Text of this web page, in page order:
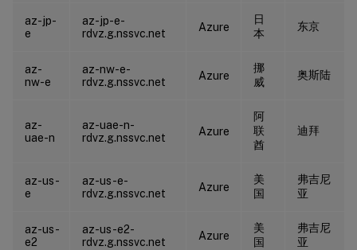
az-jp-
e
az-jp-e-
rdvz.g.nssvc.net
Azure
日
本
东京
az-
nw-e
az-nw-e-
rdvz.g.nssvc.net
Azure
挪
威
奥斯陆
az-
uae-n
az-uae-n-
rdvz.g.nssvc.net
Azure
阿
联
酋
迪拜
az-us-
e
az-us-e-
rdvz.g.nssvc.net
Azure
美
国
弗吉尼
亚
az-us-
e2
az-us-e2-
rdvz.g.nssvc.net
Azure
美
国
弗吉尼
亚